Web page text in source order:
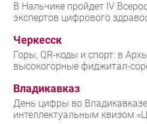
В Нальчике пройдет IV
экспертов цифрового
Черкесск
Горы, QR-коды и спорт: в
высокогорные фиджитал-
Владикавказ
День цифры во
интеллектуальным квизом